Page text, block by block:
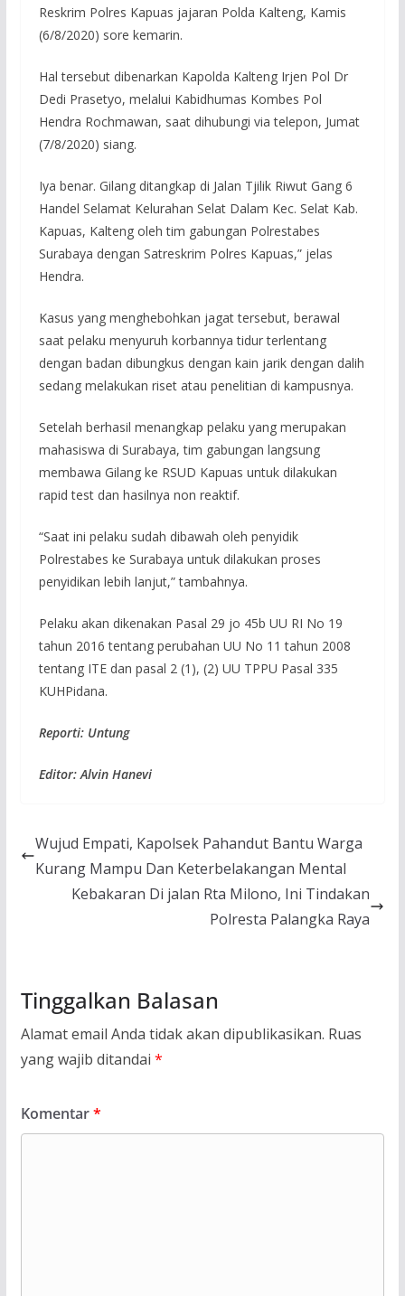
Reskrim Polres Kapuas jajaran Polda Kalteng, Kamis
(6/8/2020) sore kemarin.
Hal tersebut dibenarkan Kapolda Kalteng Irjen Pol Dr
Dedi Prasetyo, melalui Kabidhumas Kombes Pol
Hendra Rochmawan, saat dihubungi via telepon, Jumat
(7/8/2020) siang.
Iya benar. Gilang ditangkap di Jalan Tjilik Riwut Gang 6
Handel Selamat Kelurahan Selat Dalam Kec. Selat Kab.
Kapuas, Kalteng oleh tim gabungan Polrestabes
Surabaya dengan Satreskrim Polres Kapuas,” jelas
Hendra.
Kasus yang menghebohkan jagat tersebut, berawal
saat pelaku menyuruh korbannya tidur terlentang
dengan badan dibungkus dengan kain jarik dengan dalih
sedang melakukan riset atau penelitian di kampusnya.
Setelah berhasil menangkap pelaku yang merupakan
mahasiswa di Surabaya, tim gabungan langsung
membawa Gilang ke RSUD Kapuas untuk dilakukan
rapid test dan hasilnya non reaktif.
“Saat ini pelaku sudah dibawah oleh penyidik
Polrestabes ke Surabaya untuk dilakukan proses
penyidikan lebih lanjut,” tambahnya.
Pelaku akan dikenakan Pasal 29 jo 45b UU RI No 19
tahun 2016 tentang perubahan UU No 11 tahun 2008
tentang ITE dan pasal 2 (1), (2) UU TPPU Pasal 335
KUHPidana.
Reporti: Untung
Editor: Alvin Hanevi
Wujud Empati, Kapolsek Pahandut Bantu Warga
Kurang Mampu Dan Keterbelakangan Mental
Kebakaran Di jalan Rta Milono, Ini Tindakan
Polresta Palangka Raya
Tinggalkan Balasan
Alamat email Anda tidak akan dipublikasikan. Ruas
yang wajib ditandai *
Komentar*